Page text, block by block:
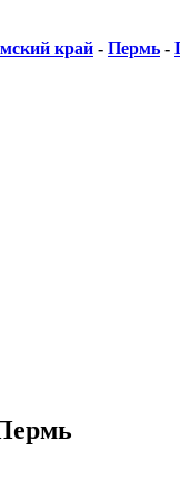
край - Пермь -